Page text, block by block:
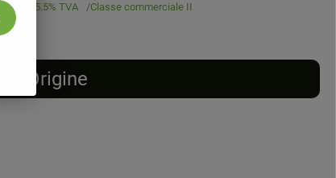
/ kg 5.5% TVA Classe commerciale II
Origine